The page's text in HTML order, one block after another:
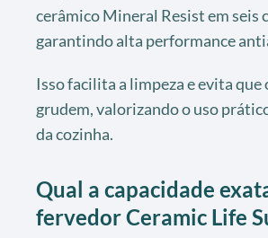
cerâmico Mineral Resist em seis
garantindo alta performance
Isso facilita a limpeza e evita que
grudem, valorizando o uso
da cozinha.
Qual a capacidade
fervedor Ceramic Life